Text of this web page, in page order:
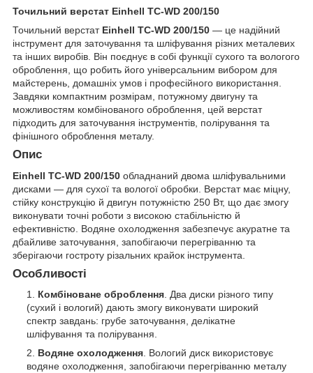
Точильний верстат Einhell TC-WD 200/150
Точильний верстат Einhell TC-WD 200/150 — це надійний
інструмент для заточування та шліфування різних металевих
та інших виробів. Він поєднує в собі функції сухого та вологого
оброблення, що робить його універсальним вибором для
майстерень, домашніх умов і професійного використання.
Завдяки компактним розмірам, потужному двигуну та
можливостям комбінованого оброблення, цей верстат
підходить для заточування інструментів, полірування та
фінішного оброблення металу.
Опис
Einhell TC-WD 200/150 обладнаний двома шліфувальними
дисками — для сухої та вологої обробки. Верстат має міцну,
стійку конструкцію й двигун потужністю 250 Вт, що дає змогу
виконувати точні роботи з високою стабільністю й
ефективністю. Водяне охолодження забезпечує акуратне та
дбайливе заточування, запобігаючи перегріванню та
зберігаючи гостроту різальних крайок інструмента.
Особливості
Комбіноване оброблення. Два диски різного типу
(сухий і вологий) дають змогу виконувати широкий
спектр завдань: грубе заточування, делікатне
шліфування та полірування.
Водяне охолодження. Вологий диск використовує
водяне охолодження, запобігаючи перегріванню металу